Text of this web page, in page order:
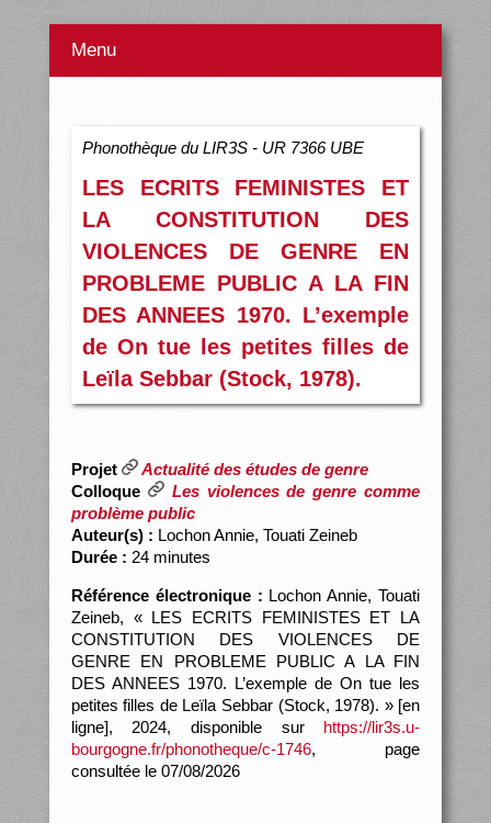
Menu
Phonothèque du LIR3S - UR 7366 UBE
LES ECRITS FEMINISTES ET
LA CONSTITUTION DES
VIOLENCES DE GENRE EN
PROBLEME PUBLIC A LA FIN
DES ANNEES 1970. L’exemple
de On tue les petites filles de
Leïla Sebbar (Stock, 1978).
Projet
Actualité des études de genre
Colloque
Les violences de genre comme
problème public
Auteur(s) : Lochon Annie, Touati Zeineb
Durée : 24 minutes
Référence électronique : Lochon Annie, Touati
Zeineb, « LES ECRITS FEMINISTES ET LA
CONSTITUTION DES VIOLENCES DE
GENRE EN PROBLEME PUBLIC A LA FIN
DES ANNEES 1970. L’exemple de On tue les
petites filles de Leïla Sebbar (Stock, 1978). » [en
ligne], 2024, disponible sur https://lir3s.u-
bourgogne.fr/phonotheque/c-1746, page
consultée le 07/08/2026